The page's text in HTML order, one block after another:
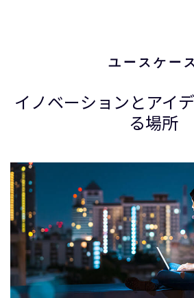
ユースケー
イノベーションとアイ
る場所